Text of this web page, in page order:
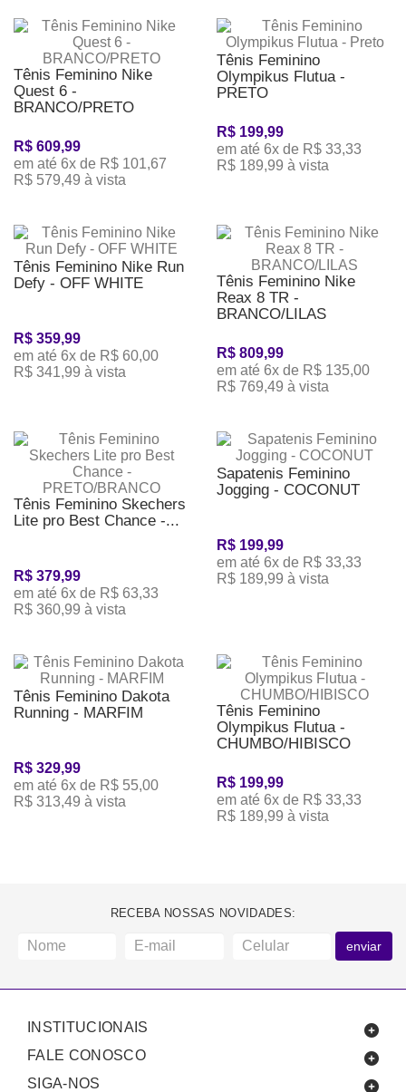
Tênis Feminino Nike
Quest 6 -
BRANCO/PRETO
R$ 609,99
em até 6x de R$ 101,67
R$ 579,49 à vista
Tênis Feminino
Olympikus Flutua -
PRETO
R$ 199,99
em até 6x de R$ 33,33
R$ 189,99 à vista
Tênis Feminino Nike Run
Defy - OFF WHITE
R$ 359,99
em até 6x de R$ 60,00
R$ 341,99 à vista
Tênis Feminino Nike
Reax 8 TR -
BRANCO/LILAS
R$ 809,99
em até 6x de R$ 135,00
R$ 769,49 à vista
Tênis Feminino Skechers
Lite pro Best Chance -...
R$ 379,99
em até 6x de R$ 63,33
R$ 360,99 à vista
Sapatenis Feminino
Jogging - COCONUT
R$ 199,99
em até 6x de R$ 33,33
R$ 189,99 à vista
Tênis Feminino Dakota
Running - MARFIM
R$ 329,99
em até 6x de R$ 55,00
R$ 313,49 à vista
Tênis Feminino
Olympikus Flutua -
CHUMBO/HIBISCO
R$ 199,99
em até 6x de R$ 33,33
R$ 189,99 à vista
RECEBA NOSSAS NOVIDADES:
enviar
INSTITUCIONAIS
FALE CONOSCO
SIGA-NOS